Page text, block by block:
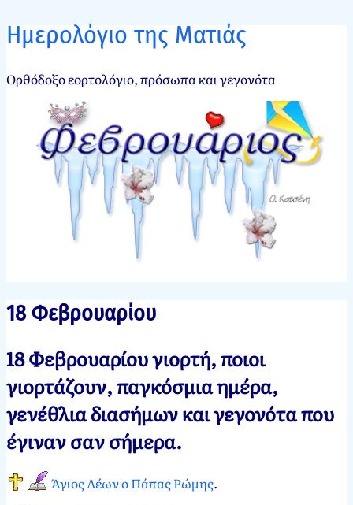
Ημερολόγιο της Ματιάς
Ορθόδοξο εορτολόγιο, πρόσωπα και γεγονότα
18 Φεβρουαρίου
Νεκτάριος
Παπασπύρου
18
Φεβρουαρίου,
201218
Φεβρουαρίου,
2025
18 Φεβρουαρίου γιορτή, ποιοι
γιορτάζουν, παγκόσμια ημέρα,
γενέθλια διασήμων και γεγονότα που
έγιναν σαν σήμερα.
Άγιος Λέων ο Πάπας Ρώμης.